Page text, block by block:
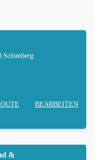
Schimberg
BEARBEITEN
&